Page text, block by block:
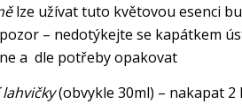
lze užívat tuto květovou esenci
– nedotýkejte se kapátkem
a dle potřeby opakovat
(obvykle 30ml) – nakapat